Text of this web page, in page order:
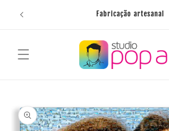
para o
Fabricação artesanal
informação
do produto